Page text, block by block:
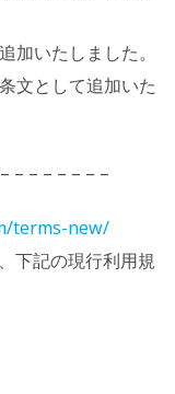
加いたしました。
文として追加いた
– – – – – – –
terms-new/
下記の現行利用規